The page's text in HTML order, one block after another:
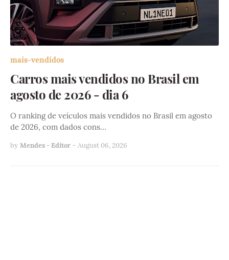
mais-vendidos
Carros mais vendidos no Brasil em
agosto de 2026 - dia 6
O ranking de veículos mais vendidos no Brasil em agosto
de 2026, com dados cons…
by Mendes - Editor - August 06, 2026